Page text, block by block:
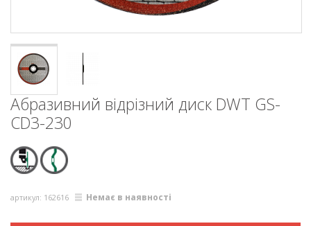
Абразивний відрізний диск DWT GS-
CD3-230
артикул: 162616 Немає в наявності